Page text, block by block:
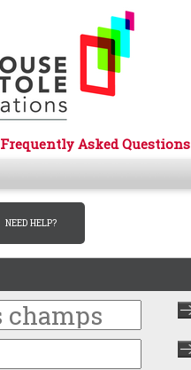
Frequently Asked Questions
NEED HELP?